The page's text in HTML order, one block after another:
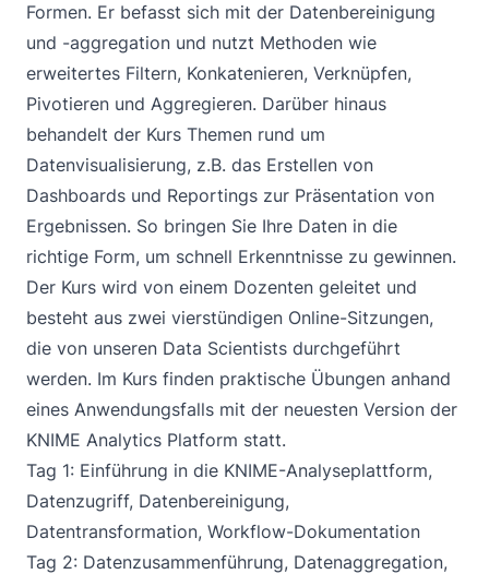
Formen. Er befasst sich mit der Datenbereinigung
und -aggregation und nutzt Methoden wie
erweitertes Filtern, Konkatenieren, Verknüpfen,
Pivotieren und Aggregieren. Darüber hinaus
behandelt der Kurs Themen rund um
Datenvisualisierung, z.B. das Erstellen von
Dashboards und Reportings zur Präsentation von
Ergebnissen. So bringen Sie Ihre Daten in die
richtige Form, um schnell Erkenntnisse zu gewinnen.
Der Kurs wird von einem Dozenten geleitet und
besteht aus zwei vierstündigen Online-Sitzungen,
die von unseren Data Scientists durchgeführt
werden. Im Kurs finden praktische Übungen anhand
eines Anwendungsfalls mit der neuesten Version der
KNIME Analytics Platform statt.
Tag 1: Einführung in die KNIME-Analyseplattform,
Datenzugriff, Datenbereinigung,
Datentransformation, Workflow-Dokumentation
Tag 2: Datenzusammenführung, Datenaggregation,